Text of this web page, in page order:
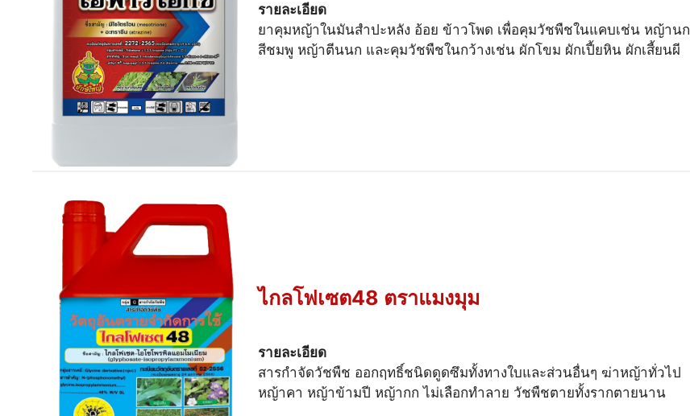
รายละเอียด
ยาคุมหญ้าในมันสำปะหลัง อ้อย ข้าวโพด เพื่อคุมวัชพืชในแคบเช่น หญ้านก
สีชมพู หญ้าตีนนก และคุมวัชพืชในกว้างเช่น ผักโขม ผักเปี้ยหิน ผักเสี้ยนผี
ไกลโฟเซต48 ตราแมงมุม
รายละเอียด
สารกำจัดวัชพืช ออกฤทธิ์ชนิดดูดซึมทั้งทางใบและส่วนอื่นๆ ฆ่าหญ้าทั่วไป
หญ้าคา หญ้าข้ามปี หญ้ากก ไม่เลือกทำลาย วัชพืชตายทั้งรากตายนาน